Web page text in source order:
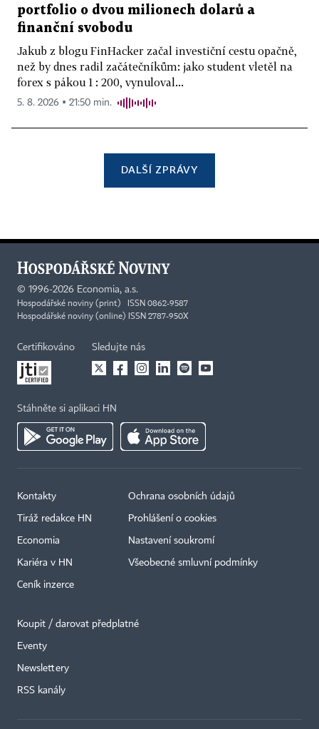
portfolio o dvou milionech dolarů a
finanční svobodu
Jakub z blogu FinHacker začal investiční cestu opačně,
než by dnes radil začátečníkům: jako student vletěl na
forex s pákou 1 : 200, vynuloval...
5. 8. 2026 ▪ 21:50 min.
DALŠÍ ZPRÁVY
© 1996-2026 Economia, a.s.
Hospodářské noviny (print) ISSN 0862-9587
Hospodářské noviny (online) ISSN 2787-950X
Certifikováno Sledujte nás
Stáhněte si aplikaci HN
Kontakty
Tiráž redakce HN
Economia
Kariéra v HN
Ceník inzerce
Ochrana osobních údajů
Prohlášení o cookies
Nastavení soukromí
Všeobecné smluvní podmínky
Koupit / darovat předplatné
Eventy
Newslettery
RSS kanály